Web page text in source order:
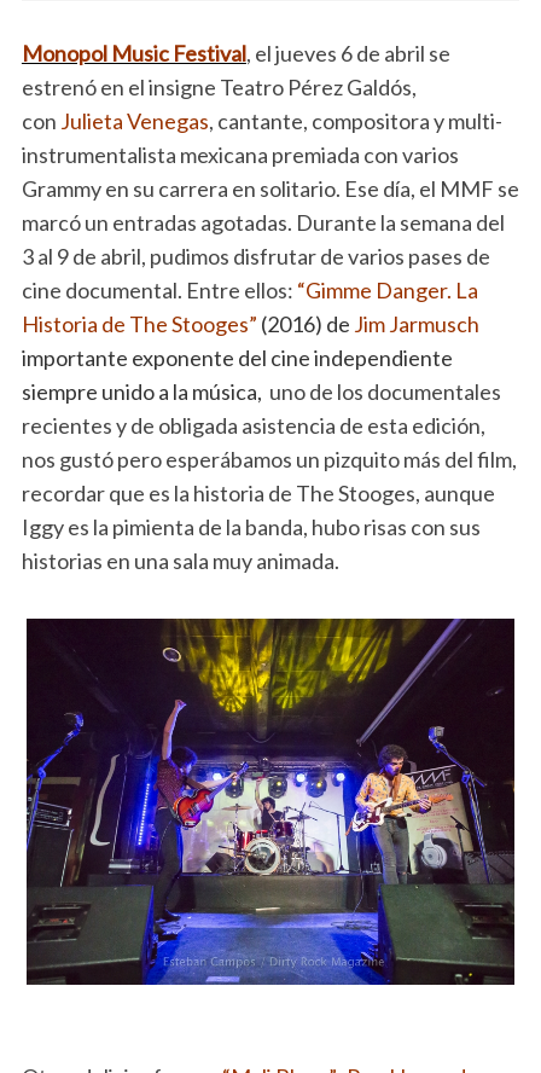
Monopol Music Festival, el jueves 6 de abril se
estrenó en el insigne Teatro Pérez Galdós,
con Julieta Venegas, cantante, compositora y multi-
instrumentalista mexicana premiada con varios
Grammy en su carrera en solitario. Ese día, el MMF se
marcó un entradas agotadas. Durante la semana del
3 al 9 de abril, pudimos disfrutar de varios pases de
cine documental. Entre ellos: “Gimme Danger. La
Historia de The Stooges” (2016) de Jim Jarmusch
importante exponente del cine independiente
siempre unido a la música, uno de los documentales
recientes y de obligada asistencia de esta edición,
nos gustó pero esperábamos un pizquito más del film,
recordar que es la historia de The Stooges, aunque
Iggy es la pimienta de la banda, hubo risas con sus
historias en una sala muy animada.